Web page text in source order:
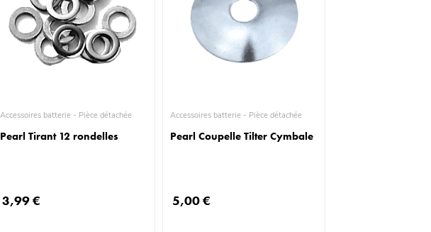
Accessoires batterie - Pièce détachée
Pearl Tirant 12 rondelles
3,99 €
Accessoires batterie - Pièce détachée
Pearl Coupelle Tilter Cymbale
5,00 €